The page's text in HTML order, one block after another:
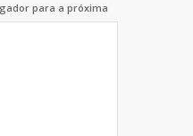
para a próxima